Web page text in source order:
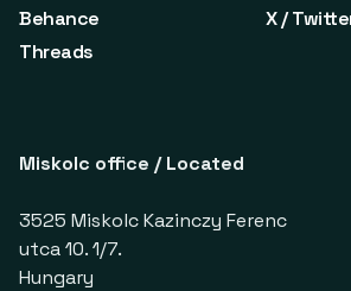
Behance
X /
Threads
Miskolc office / Located
3525 Miskolc Kazinczy Ferenc
utca 10. 1/7.
Hungary